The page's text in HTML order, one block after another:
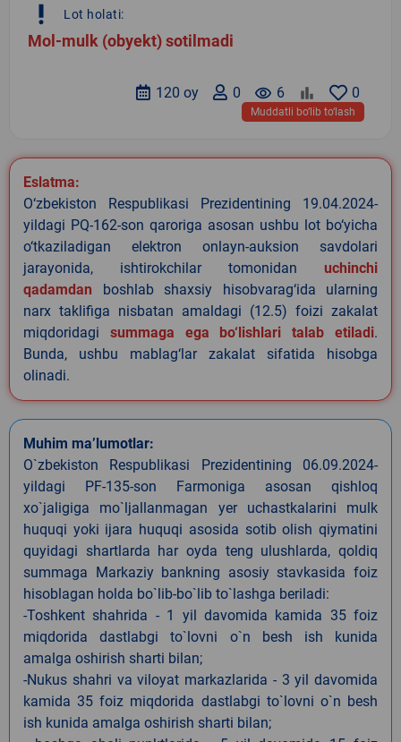
priority_high Lot holati:
Mol-mulk (obyekt) sotilmadi
0
remove_red_eye 6
0
120 oy
Muddatli bo‘lib to‘lash
Eslatma:
O‘zbekiston Respublikasi Prezidentining 19.04.2024-
yildagi PQ-162-son qaroriga asosan ushbu lot bo‘yicha
o‘tkaziladigan elektron onlayn-auksion savdolari
jarayonida, ishtirokchilar tomonidan uchinchi
qadamdan boshlab shaxsiy hisobvarag‘ida ularning
narx taklifiga nisbatan amaldagi (12.5) foizi zakalat
miqdoridagi summaga ega bo‘lishlari talab etiladi.
Bunda, ushbu mablag‘lar zakalat sifatida hisobga
olinadi.
Muhim ma’lumotlar:
O`zbekiston Respublikasi Prezidentining 06.09.2024-
yildagi PF-135-son Farmoniga asosan qishloq
xo`jaligiga mo`ljallanmagan yer uchastkalarini mulk
huquqi yoki ijara huquqi asosida sotib olish qiymatini
quyidagi shartlarda har oyda teng ulushlarda, qoldiq
summaga Markaziy bankning asosiy stavkasida foiz
hisoblagan holda bo`lib-bo`lib to`lashga beriladi:
-Toshkent shahrida - 1 yil davomida kamida 35 foiz
miqdorida dastlabgi to`lovni o`n besh ish kunida
amalga oshirish sharti bilan;
-Nukus shahri va viloyat markazlarida - 3 yil davomida
kamida 35 foiz miqdorida dastlabgi to`lovni o`n besh
ish kunida amalga oshirish sharti bilan;